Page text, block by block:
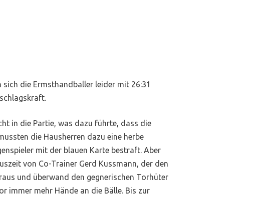
sich die Ermsthandballer leider mit 26:31
in die Partie, was dazu führte, dass die
die Hausherren dazu eine herbe
mit der blauen Karte bestraft. Aber
von Co-Trainer Gerd Kussmann, der den
und überwand den gegnerischen Torhüter
immer mehr Hände an die Bälle. Bis zur